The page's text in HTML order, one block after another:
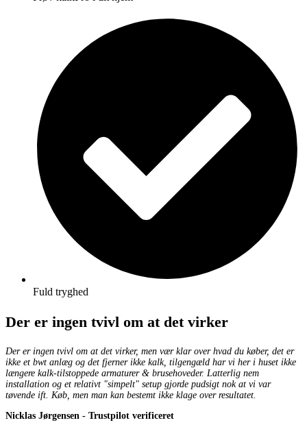
Fuld tryghed
Der er ingen tvivl om at det virker
Der er ingen tvivl om at det virker, men vær klar over hvad du køber, det er
ikke et bwt anlæg og det fjerner ikke kalk, tilgengæld har vi her i huset ikke
længere kalk-tilstoppede armaturer & brusehoveder. Latterlig nem
installation og et relativt "simpelt" setup gjorde pudsigt nok at vi var
tøvende ift. Køb, men man kan bestemt ikke klage over resultatet.
Nicklas Jørgensen - Trustpilot verificeret